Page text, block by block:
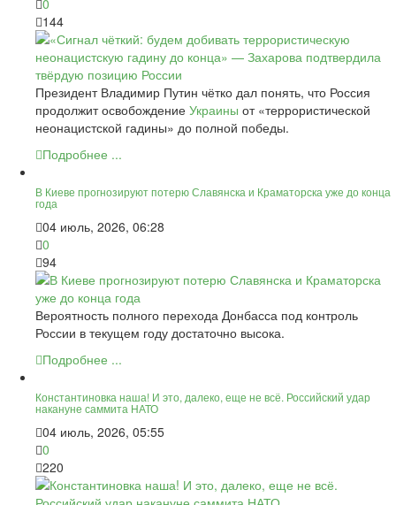
0
144
Президент Владимир Путин чётко дал понять, что Россия
продолжит освобождение Украины от «террористической
неонацистской гадины» до полной победы.
Подробнее ...
В Киеве прогнозируют потерю Славянска и Краматорска уже до конца
года
04 июль, 2026, 06:28
0
94
Вероятность полного перехода Донбасса под контроль
России в текущем году достаточно высока.
Подробнее ...
Константиновка наша! И это, далеко, еще не всё. Российский удар
накануне саммита НАТО
04 июль, 2026, 05:55
0
220